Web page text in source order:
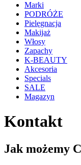
Marki
PODRÓŻE
Pielęgnacja
Makijaż
Włosy
Zapachy
K-BEAUTY
Akcesoria
Specials
SALE
Magazyn
Kontakt
Jak możemy